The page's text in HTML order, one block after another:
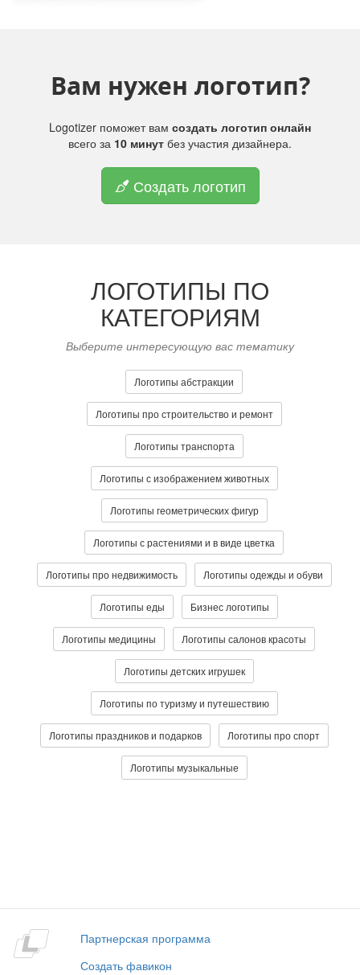
Вам нужен логотип?
Logotizer поможет вам создать логотип онлайн
всего за 10 минут без участия дизайнера.
Создать логотип
ЛОГОТИПЫ ПО
КАТЕГОРИЯМ
Выберите интересующую вас тематику
Логотипы абстракции
Логотипы про строительство и ремонт
Логотипы транспорта
Логотипы с изображением животных
Логотипы геометрических фигур
Логотипы с растениями и в виде цветка
Логотипы про недвижимость Логотипы одежды и обуви
Логотипы еды Бизнес логотипы
Логотипы медицины Логотипы салонов красоты
Логотипы детских игрушек
Логотипы по туризму и путешествию
Логотипы праздников и подарков Логотипы про спорт
Логотипы музыкальные
Партнерская программа
Создать фавикон